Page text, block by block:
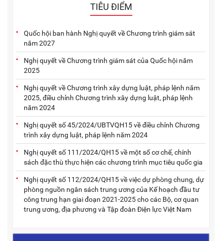
TIÊU ĐIỂM
Quốc hội ban hành Nghị quyết về Chương trình giám sát
năm 2027
Nghị quyết về Chương trình giám sát của Quốc hội năm
2025
Nghị quyết về Chương trình xây dựng luật, pháp lệnh năm
2025, điều chỉnh Chương trình xây dựng luật, pháp lệnh
năm 2024
Nghị quyết số 45/2024/UBTVQH15 về điều chỉnh Chương
trình xây dựng luật, pháp lệnh năm 2024
Nghị quyết số 111/2024/QH15 về một số cơ chế, chính
sách đặc thù thực hiện các chương trình mục tiêu quốc gia
Nghị quyết số 112/2024/QH15 về việc dự phòng chung, dự
phòng nguồn ngân sách trung ương của Kế hoạch đầu tư
công trung hạn giai đoạn 2021-2025 cho các Bộ, cơ quan
trung ương, địa phương và Tập đoàn Điện lực Việt Nam